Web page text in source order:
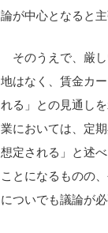
論が中心となると主
そのうえで、厳
地はなく、賃金カ
れる」との見通し
業においては、定
想定される」と述
ことになるものの
についでも議論が